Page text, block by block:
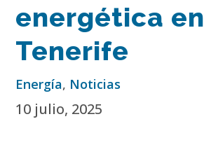
energética en
Tenerife
Energía, Noticias
10 julio, 2025